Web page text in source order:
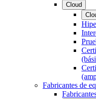
Cloud
Fabricantes de